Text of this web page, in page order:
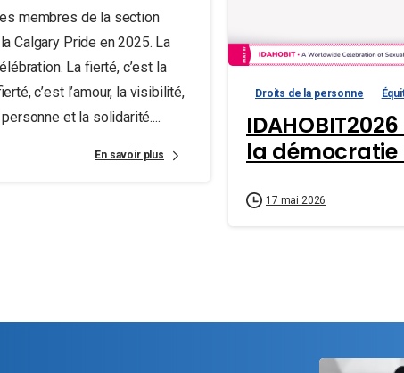
membres de la section
Calgary Pride en 2025. La
La fierté, c’est la
c’est l’amour, la visibilité,
et la solidarité....
En savoir plus
Droits de la personne
la démocratie
17 mai 2026